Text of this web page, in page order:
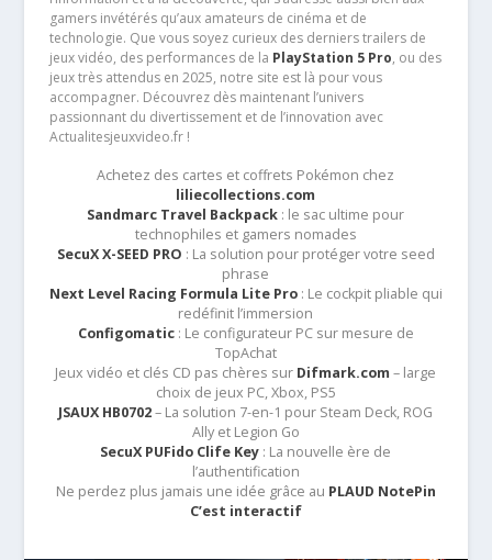
gamers invétérés qu’aux amateurs de cinéma et de
technologie. Que vous soyez curieux des derniers trailers de
jeux vidéo, des performances de la PlayStation 5 Pro, ou des
jeux très attendus en 2025, notre site est là pour vous
accompagner. Découvrez dès maintenant l’univers
passionnant du divertissement et de l’innovation avec
Actualitesjeuxvideo.fr !
Achetez des cartes et coffrets Pokémon chez
liliecollections.com
Sandmarc Travel Backpack : le sac ultime pour
technophiles et gamers nomades
SecuX X-SEED PRO : La solution pour protéger votre seed
phrase
Next Level Racing Formula Lite Pro: Le cockpit pliable qui
redéfinit l’immersion
Configomatic: Le configurateur PC sur mesure de
TopAchat
Jeux vidéo et clés CD pas chères sur Difmark.com – large
choix de jeux PC, Xbox, PS5
JSAUX HB0702– La solution 7-en-1 pour Steam Deck, ROG
Ally et Legion Go
SecuX PUFido Clife Key : La nouvelle ère de
l’authentification
Ne perdez plus jamais une idée grâce au PLAUD NotePin
C’est interactif